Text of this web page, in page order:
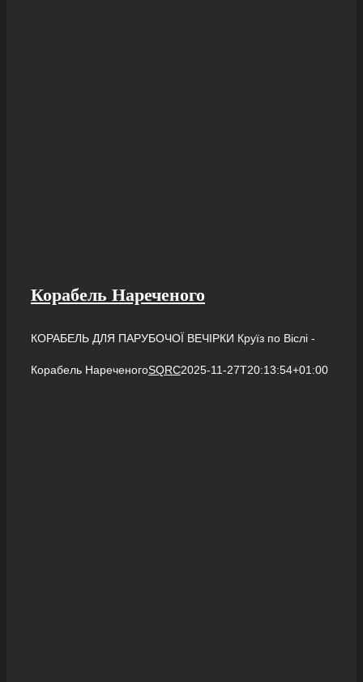
Корабель Нареченого
КОРАБЕЛЬ ДЛЯ ПАРУБОЧОЇ ВЕЧІРКИ Круїз по Віслі -
Корабель НареченогоSQRC2025-11-27T20:13:54+01:00